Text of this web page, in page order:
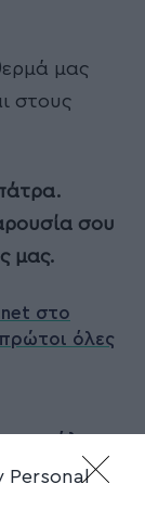
Personal
μας
στους
σου
μας.
στο
όλες
κανάλι